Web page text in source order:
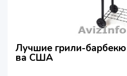
Лучшие грили-барбекю
ва США